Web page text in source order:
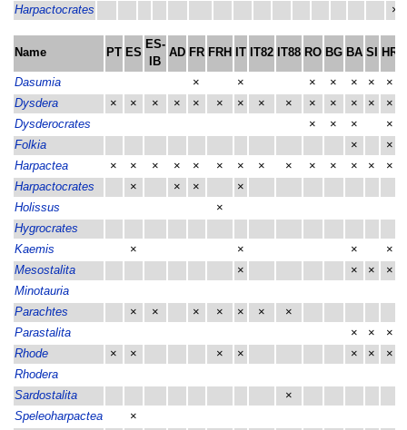
Harpactocrates
×
Name PT ES
ES-
IB
AD FR FRH IT IT82 IT88 RO BG BA SI HR
Dasumia × × × × × × ×
Dysdera
× × × × × × × × × × × × × ×
Dysderocrates
× × × ×
Folkia
× ×
Harpactea
× × × × × × × × × × × × × ×
Harpactocrates
× × ×
×
Holissus
×
Hygrocrates
Kaemis
× × × ×
Mesostalita
× × ×
×
Minotauria
Parachtes
× × × × × ×
×
Parastalita
× ×
×
Rhode
× × × × × × ×
Rhodera
Sardostalita
×
Speleoharpactea
×